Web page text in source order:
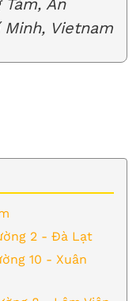
An
Minh, Vietnam
2 - Đà Lạt
10 - Xuân